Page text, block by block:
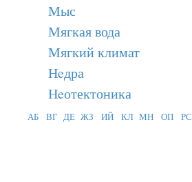
Мыс
Мягкая вода
Мягкий климат
Нeдра
Нeотектоника
АБ ВГ ДЕ ЖЗ ИЙ КЛ МН ОП РС